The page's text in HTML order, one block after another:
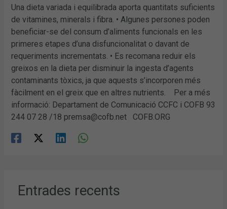
Una dieta variada i equilibrada aporta quantitats suficients
de vitamines, minerals i fibra. • Algunes persones poden
beneficiar-se del consum d’aliments funcionals en les
primeres etapes d’una disfuncionalitat o davant de
requeriments incrementats. • Es recomana reduir els
greixos en la dieta per disminuir la ingesta d’agents
contaminants tòxics, ja que aquests s’incorporen més
fàcilment en el greix que en altres nutrients. Per a més
informació: Departament de Comunicació CCFC i COFB 93
244 07 28 /18 premsa@cofb.net COFB.ORG
Entrades recents